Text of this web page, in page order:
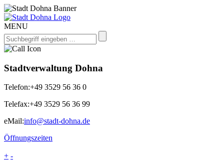
MENU
Stadtverwaltung Dohna
Telefon:+49 3529 56 36 0
Telefax:+49 3529 56 36 99
eMail:info@stadt-dohna.de
Öffnungszeiten
+ -